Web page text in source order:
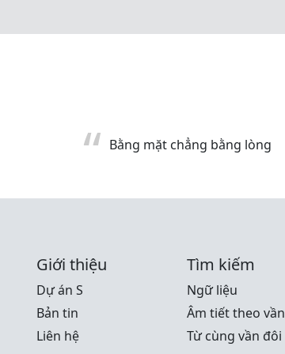
Bằng mặt chẳng bằng lòng
Giới thiệu
Dự án S
Bản tin
Liên hệ
Tìm kiếm
Ngữ liệu
Âm tiết theo vần
Từ cùng vần đôi